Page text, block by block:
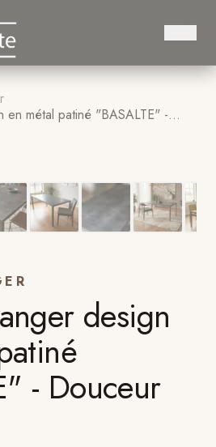
en métal patiné "BASALTE" -
design
- Douceur